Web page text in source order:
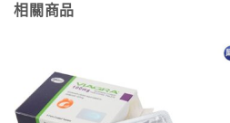
相關商品